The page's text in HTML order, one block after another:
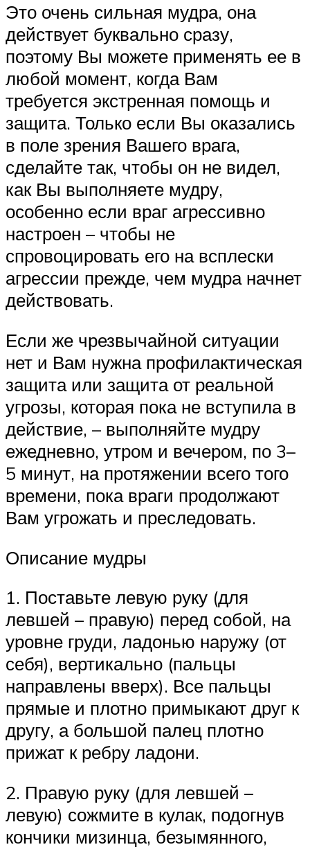
Это очень сильная мудра, она
действует буквально сразу,
поэтому Вы можете применять ее в
любой момент, когда Вам
требуется экстренная помощь и
защита. Только если Вы оказались
в поле зрения Вашего врага,
сделайте так, чтобы он не видел,
как Вы выполняете мудру,
особенно если враг агрессивно
настроен – чтобы не
спровоцировать его на всплески
агрессии прежде, чем мудра начнет
действовать.
Если же чрезвычайной ситуации
нет и Вам нужна профилактическая
защита или защита от реальной
угрозы, которая пока не вступила в
действие, – выполняйте мудру
ежедневно, утром и вечером, по 3–
5 минут, на протяжении всего того
времени, пока враги продолжают
Вам угрожать и преследовать.
Описание мудры
1. Поставьте левую руку (для
левшей – правую) перед собой, на
уровне груди, ладонью наружу (от
себя), вертикально (пальцы
направлены вверх). Все пальцы
прямые и плотно примыкают друг к
другу, а большой палец плотно
прижат к ребру ладони.
2. Правую руку (для левшей –
левую) сожмите в кулак, подогнув
кончики мизинца, безымянного,